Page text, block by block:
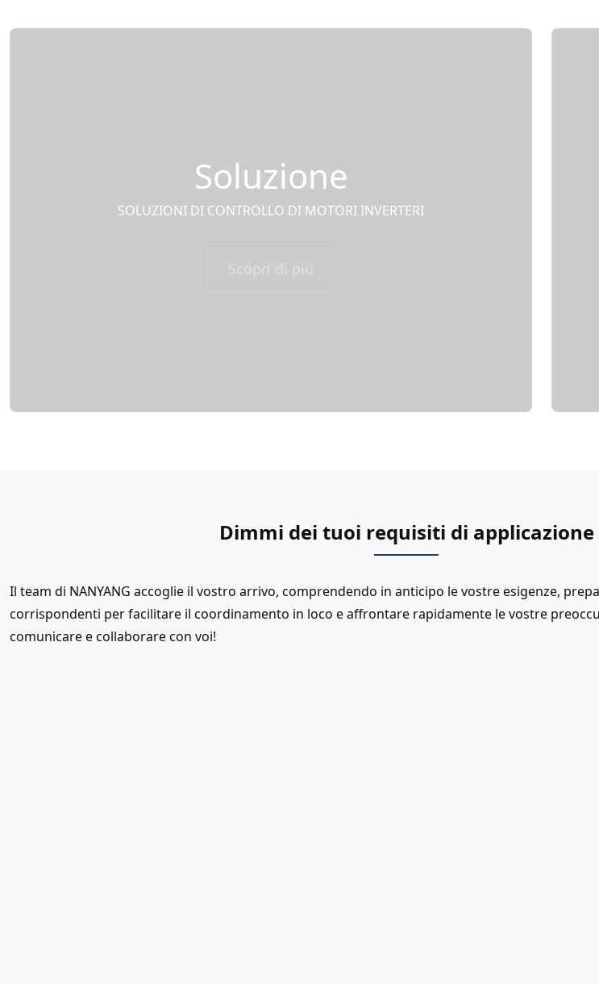
Soluzione
SOLUZIONI DI CONTROLLO DI MOTORI INVERTERI
Scopri di più
Dimmi dei tuoi requisiti di applicazione
Il team di NANYANG accoglie il vostro arrivo, comprendendo in anticipo le vostre esigenze,
corrispondenti per facilitare il coordinamento in loco e affrontare rapidamente le vostre
comunicare e collaborare con voi!